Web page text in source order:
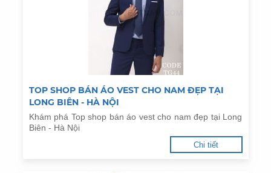
TOP SHOP BÁN ÁO VEST CHO NAM ĐẸP TẠI
LONG BIÊN - HÀ NỘI
Khám phá Top shop bán áo vest cho nam đẹp tại Long
Biên - Hà Nội
Chi tiết